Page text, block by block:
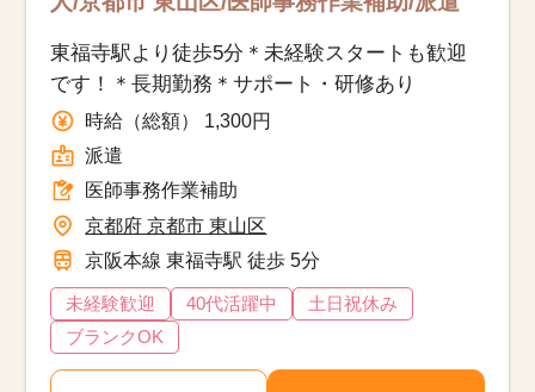
東福寺駅より徒歩5分＊未経験スタートも歓迎
です！＊長期勤務＊サポート・研修あり
時給（総額） 1,300円
派遣
医師事務作業補助
京都府 京都市 東山区
京阪本線 東福寺駅 徒歩 5分
未経験歓迎 40代活躍中
土日祝休み
ブランクOK